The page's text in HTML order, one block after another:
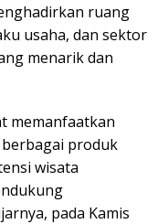
ruang
usaha, dan sektor
menarik dan
memanfaatkan
produk
wisata
pada Kamis